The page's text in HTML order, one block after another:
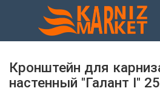
Кронштейн для
настенный "Галант I"